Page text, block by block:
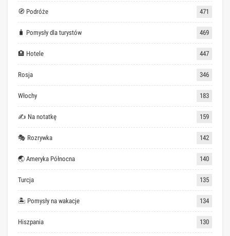
🧭 Podróże 471
🧳 Pomysły dla turystów 469
🏨 Hotele 447
Rosja 346
Włochy 183
✍ Na notatkę 159
🎭 Rozrywka 142
🌏 Ameryka Północna 140
Turcja 135
🏝 Pomysły na wakacje 134
Hiszpania 130